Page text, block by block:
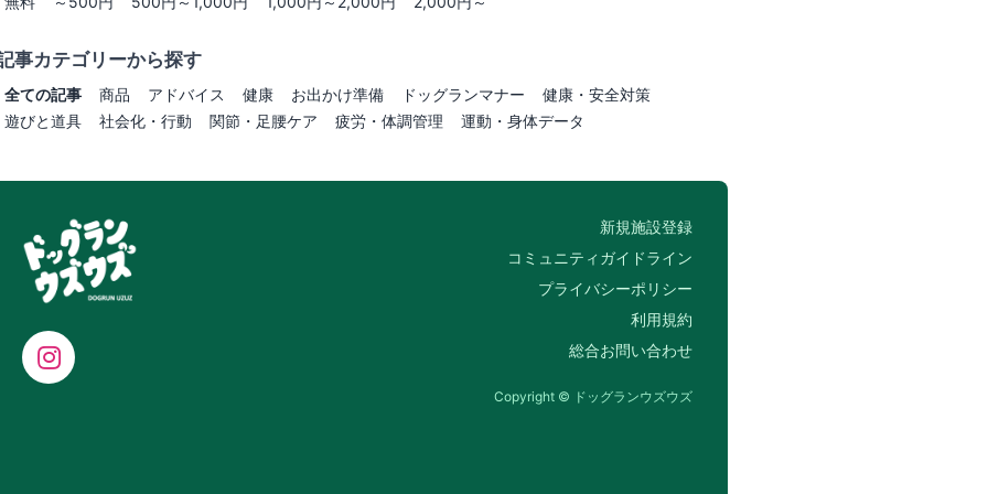
事カテゴリーから探す
全ての記事 商品 アドバイス 健康 お出かけ準備 ドッグランマナー
健康・安全対策
遊びと道具
社会化・行動 関節・足腰ケア 疲労・体調管理 運動・身体データ
新規施設登録
コミュニティガイドライン
プライバシーポリシー
利用規約
総合お問い合わせ
Copyright © ドッグランウズウズ